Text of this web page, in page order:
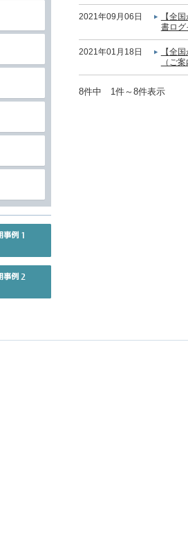
2021年09月06日
【全
書ログ
2021年01月18日
【全
（ご
8件中 1件～8件表示